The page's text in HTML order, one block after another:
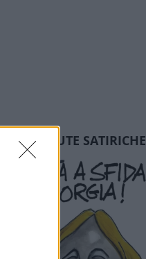
SEDUTE SATIRICHE